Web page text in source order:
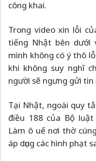
công khai.
Trong video xin lỗi
tiếng Nhật bên dưới
mình không có ý thô
khi không suy nghĩ
người sẽ ngưng gửi tin
Tại Nhật, ngoài quy
điều 188 của Bộ
Làm ô uế nơi thờ
áp dụng các hình phạt